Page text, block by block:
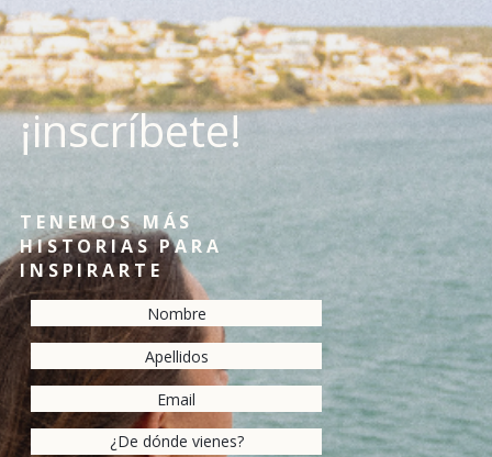
¡inscríbete!
TENEMOS MÁS
HISTORIAS PARA
INSPIRARTE